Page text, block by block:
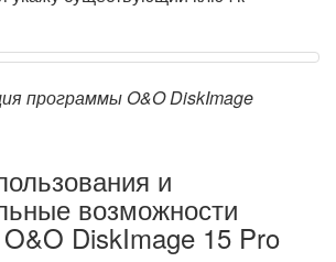
программы O&O DiskImage
и
возможности
DiskImage 15 Pro